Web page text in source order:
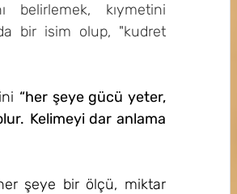
belirlemek, kıymetini
bir isim olup, "kudret
“her şeye gücü yeter,
Kelimeyi dar anlama
şeye bir ölçü, miktar